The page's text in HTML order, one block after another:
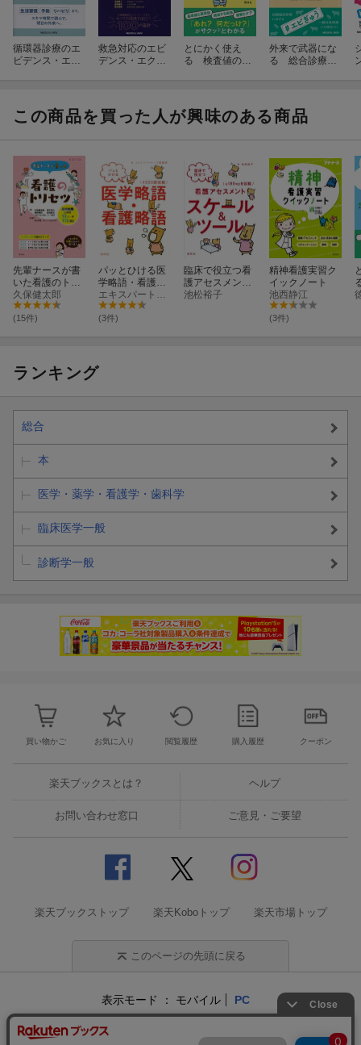
循環器診療のエ
ビデンス・エク
救急対応のエビ
デンス・エクス
とにかく使え
る 検査値の見
外来で武器にな
る 総合診療の
この商品を買った人が興味のある商品
先輩ナースが書
いた看護のトリ
セツ
久保健太郎
(15件)
パッとひける医
学略語・看護略
語
エキスパートナース編集部
(3件)
臨床で役立つ看
護アセスメン
ト スケール＆
池松裕子
精神看護実習ク
イックノート
池西静江
(3件)
ランキング
総合
本
医学・薬学・看護学・歯科学
臨床医学一般
診断学一般
買い物かご お気に入り 閲覧履歴 購入履歴 クーポン
楽天ブックスとは？ ヘルプ
お問い合わせ窓口 ご意見・ご要望
楽天ブックストップ 楽天Koboトップ 楽天市場トップ
このページの先頭に戻る
表示モード モバイル PC
企業情報 個人情報保護方針 特定商取引法に基づく表記